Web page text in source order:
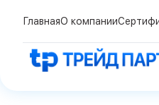
ГлавнаяО компании